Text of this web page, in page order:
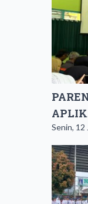
Senin, 12